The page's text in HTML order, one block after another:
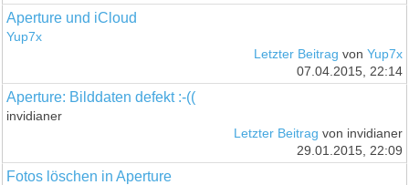
Aperture und iCloud
Yup7x
Letzter Beitrag von Yup7x
07.04.2015, 22:14
Aperture: Bilddaten defekt :-((
invidianer
Letzter Beitrag von invidianer
29.01.2015, 22:09
Fotos löschen in Aperture